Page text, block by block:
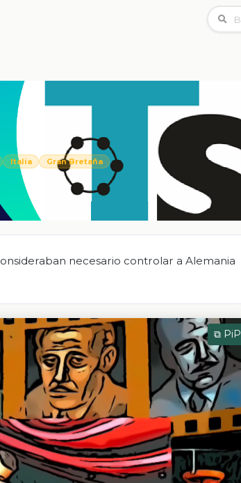
Italia Gran Bretaña
necesario controlar a Alemania
⧉ PiP